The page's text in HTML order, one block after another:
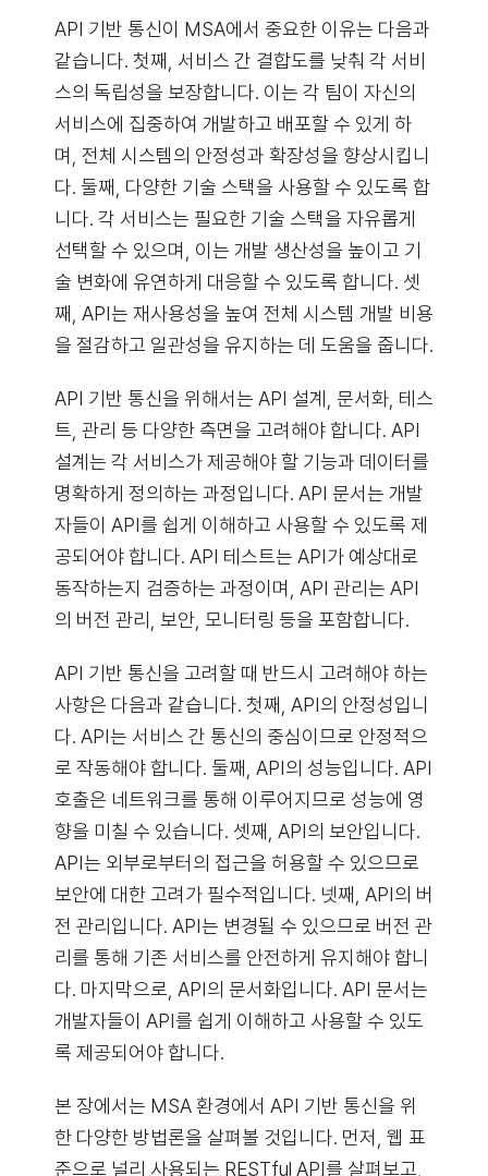
API 기반 통신이 MSA에서 중요한 이유는 다음과
같습니다. 첫째, 서비스 간 결합도를 낮춰 각 서비
스의 독립성을 보장합니다. 이는 각 팀이 자신의
서비스에 집중하여 개발하고 배포할 수 있게 하
며, 전체 시스템의 안정성과 확장성을 향상시킵니
다. 둘째, 다양한 기술 스택을 사용할 수 있도록 합
니다. 각 서비스는 필요한 기술 스택을 자유롭게
선택할 수 있으며, 이는 개발 생산성을 높이고 기
술 변화에 유연하게 대응할 수 있도록 합니다. 셋
째, API는 재사용성을 높여 전체 시스템 개발 비용
을 절감하고 일관성을 유지하는 데 도움을 줍니다.
API 기반 통신을 위해서는 API 설계, 문서화, 테스
트, 관리 등 다양한 측면을 고려해야 합니다. API
설계는 각 서비스가 제공해야 할 기능과 데이터를
명확하게 정의하는 과정입니다. API 문서는 개발
자들이 API를 쉽게 이해하고 사용할 수 있도록 제
공되어야 합니다. API 테스트는 API가 예상대로
동작하는지 검증하는 과정이며, API 관리는 API
의 버전 관리, 보안, 모니터링 등을 포함합니다.
API 기반 통신을 고려할 때 반드시 고려해야 하는
사항은 다음과 같습니다. 첫째, API의 안정성입니
다. API는 서비스 간 통신의 중심이므로 안정적으
로 작동해야 합니다. 둘째, API의 성능입니다. API
호출은 네트워크를 통해 이루어지므로 성능에 영
향을 미칠 수 있습니다. 셋째, API의 보안입니다.
API는 외부로부터의 접근을 허용할 수 있으므로
보안에 대한 고려가 필수적입니다. 넷째, API의 버
전 관리입니다. API는 변경될 수 있으므로 버전 관
리를 통해 기존 서비스를 안전하게 유지해야 합니
다. 마지막으로, API의 문서화입니다. API 문서는
개발자들이 API를 쉽게 이해하고 사용할 수 있도
록 제공되어야 합니다.
본 장에서는 MSA 환경에서 API 기반 통신을 위
한 다양한 방법론을 살펴볼 것입니다. 먼저, 웹 표
준으로 널리 사용되는 RESTful API를 살펴보고,